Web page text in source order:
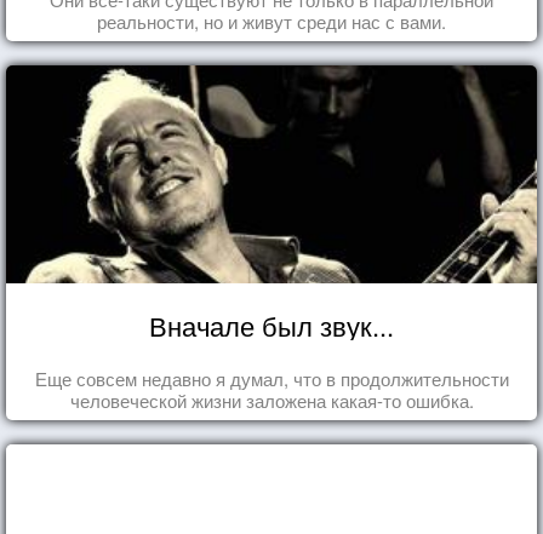
реальности, но и живут среди нас с вами.
Вначале был звук...
Еще совсем недавно я думал, что в продолжительности
человеческой жизни заложена какая-то ошибка.